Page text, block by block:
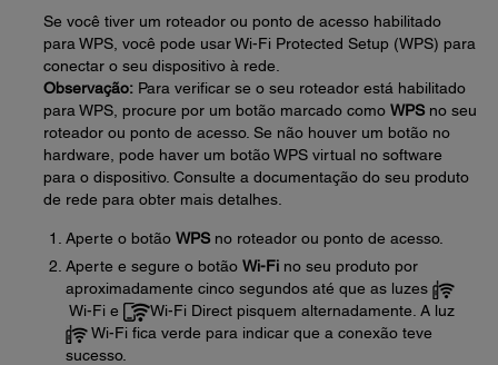
Se você tiver um roteador ou ponto de acesso habilitado
para WPS, você pode usar Wi-Fi Protected Setup (WPS) para
conectar o seu dispositivo à rede.
Observação: Para verificar se o seu roteador está habilitado
para WPS, procure por um botão marcado como WPSno seu
roteador ou ponto de acesso. Se não houver um botão no
hardware, pode haver um botão WPS virtual no software
para o dispositivo. Consulte a documentação do seu produto
de rede para obter mais detalhes.
Aperte o botão WPSno roteador ou ponto de acesso.
Aperte e segure o botão Wi-Fi no seu produto por
aproximadamente cinco segundos até que as luzes
Wi-Fi e
Wi-Fi Direct pisquem alternadamente. A luz
Wi-Fi fica verde para indicar que a conexão teve
sucesso.